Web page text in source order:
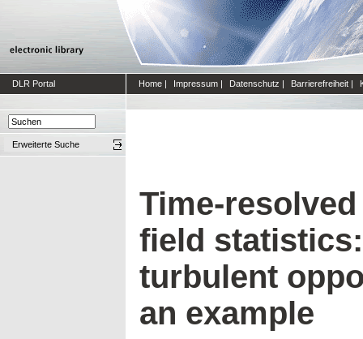
DLR Portal Home | Impressum | Datenschutz | Barrierefreiheit |
Erweiterte Suche
Time-
field
turbulent
an example